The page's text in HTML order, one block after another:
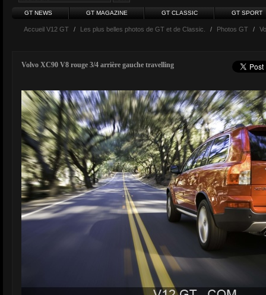
GT NEWS GT MAGAZINE GT CLASSIC GT SPORT
Accueil V12 GT / Les plus belles photos de GT et de Classic. / Photos GT /
Volvo XC90 V8 rouge 3/4 arrière gauche travelling